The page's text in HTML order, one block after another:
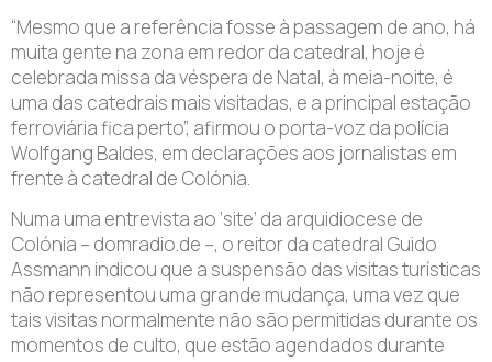
“Mesmo que a referência fosse à passagem de ano, há
muita gente na zona em redor da catedral, hoje é
celebrada missa da véspera de Natal, à meia-noite, é
uma das catedrais mais visitadas, e a principal estação
ferroviária fica perto”, afirmou o porta-voz da polícia
Wolfgang Baldes, em declarações aos jornalistas em
frente à catedral de Colónia.
Numa uma entrevista ao ‘site’ da arquidiocese de
Colónia – domradio.de –, o reitor da catedral Guido
Assmann indicou que a suspensão das visitas turísticas
não representou uma grande mudança, uma vez que
tais visitas normalmente não são permitidas durante os
momentos de culto, que estão agendados durante